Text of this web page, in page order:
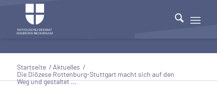
Startseite / Aktuelles /
Die Diözese Rottenburg-Stuttgart macht sich auf den
Weg und gestaltet ...